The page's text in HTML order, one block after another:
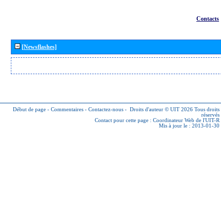
Contacts
[Newsflashes]
Début de page - Commentaires - Contactez-nous - Droits d'auteur © UIT 2026 Tous droits
réservés
Contact pour cette page : Coordinateur Web de l'UIT-R
Mis à jour le : 2013-01-30